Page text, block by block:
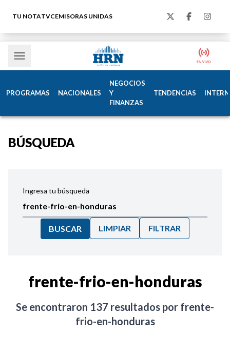
TU NOTATVCEMISORAS UNIDAS
PROGRAMAS NACIONALES
NEGOCIOS
Y
FINANZAS
TENDENCIAS
BÚSQUEDA
Ingresa tu búsqueda
BUSCAR LIMPIAR FILTRAR
frente-frio-en-honduras
Se encontraron 137 resultados por frente-
frio-en-honduras